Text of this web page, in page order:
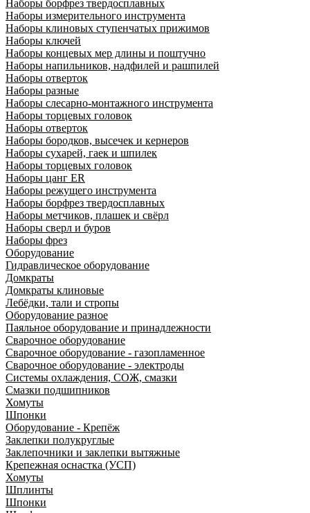
Наборы борфрез твердосплавных
Наборы измерительного инструмента
Наборы клиновых ступенчатых прижимов
Наборы ключей
Наборы концевых мер длины и поштучно
Наборы напильников, надфилей и рашпилей
Наборы отверток
Наборы разные
Наборы слесарно-монтажного инструмента
Наборы торцевых головок
Наборы отверток
Наборы бородков, высечек и кернеров
Наборы сухарей, гаек и шпилек
Наборы торцевых головок
Наборы цанг ER
Наборы режущего инструмента
Наборы борфрез твердосплавных
Наборы метчиков, плашек и свёрл
Наборы сверл и буров
Наборы фрез
Оборудование
Гидравлическое оборудование
Домкраты
Домкраты клиновые
Лебёдки, тали и стропы
Оборудование разное
Паяльное оборудование и принадлежности
Сварочное оборудование
Сварочное оборудование - газопламенное
Сварочное оборудование - электроды
Системы охлаждения, СОЖ, смазки
Смазки подшипников
Хомуты
Шпонки
Оборудование - Крепёж
Заклепки полукруглые
Заклепочники и заклепки вытяжные
Крепежная оснастка (УСП)
Хомуты
Шплинты
Шпонки